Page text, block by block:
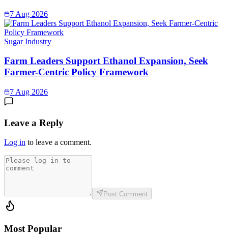
7 Aug 2026
Sugar Industry
Farm Leaders Support Ethanol Expansion, Seek
Farmer-Centric Policy Framework
7 Aug 2026
Leave a Reply
Log in to leave a comment.
Post Comment
Most Popular